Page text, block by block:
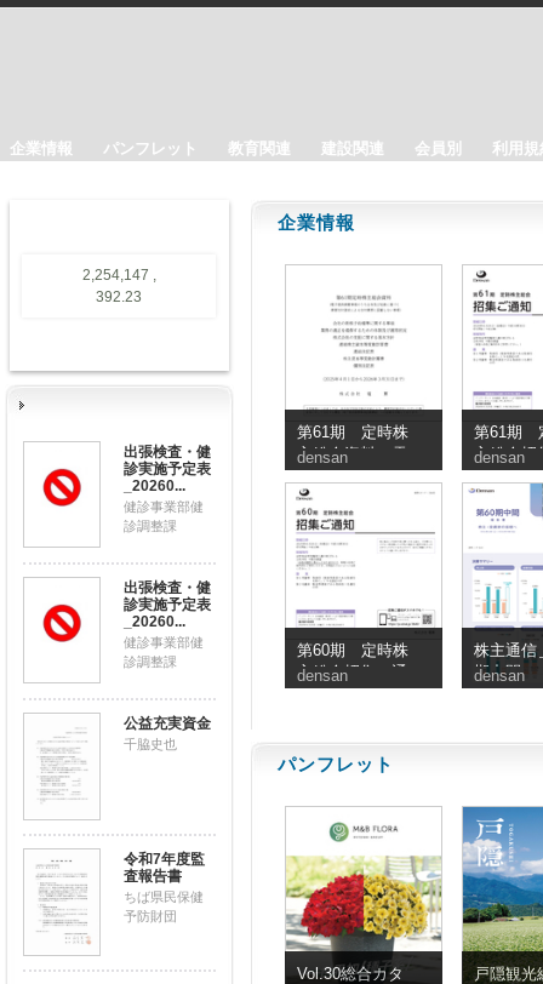
企業情報 パンフレット 教育関連 建設関連 会員別 利用規
2,254,147 ,
392.23
出張検査・健
診実施予定表
_20260...
健診事業部健
診調整課
出張検査・健
診実施予定表
_20260...
健診事業部健
診調整課
公益充実資金
千脇史也
令和7年度監
査報告書
ちば県民保健
予防財団
企業情報
第61期 定時株
主総会資料（電
子提供措置事項
のうち交付書面
省略事項）
densan
第61期
主総会招
知
densan
第60期 定時株
主総会招集ご通
知
densan
株主通信
期中間
densan
パンフレット
Vol.30総合カタ
戸隠観光